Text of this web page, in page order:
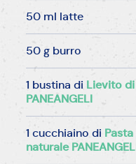
50 ml latte
50 g burro
1 bustina di Lievito
PANEANGELI
1 cucchiaino di
naturale